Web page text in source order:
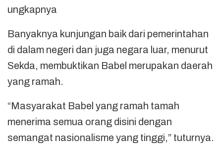
ungkapnya
Banyaknya kunjungan baik dari pemerintahan
di dalam negeri dan juga negara luar, menurut
Sekda, membuktikan Babel merupakan daerah
yang ramah.
“Masyarakat Babel yang ramah tamah
menerima semua orang disini dengan
semangat nasionalisme yang tinggi,” tuturnya.